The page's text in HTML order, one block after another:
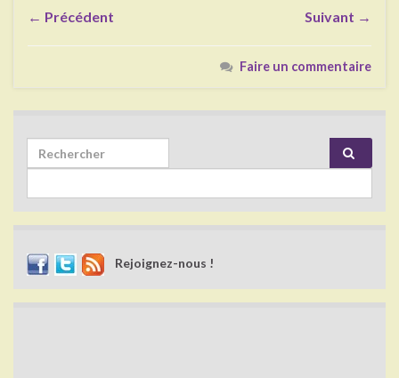
← Précédent Suivant →
Faire un commentaire
Search for:
Rejoignez-nous !